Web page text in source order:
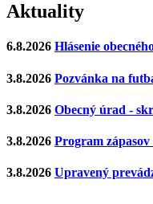
Aktuality
6.8.2026 Hlásenie
3.8.2026 Pozvánka na
3.8.2026 Obecný úrad -
3.8.2026 Program
3.8.2026 Upravený